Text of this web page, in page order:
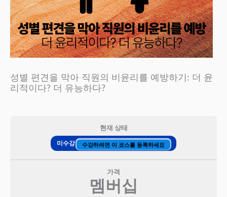
성별 편견을 막아 직원의 비윤리를 예방하기: 더 윤
리적이다? 더 유능하다?
현재 상태
미수강 수강하려면 이 코스를 등록하세요
가격
멤버십